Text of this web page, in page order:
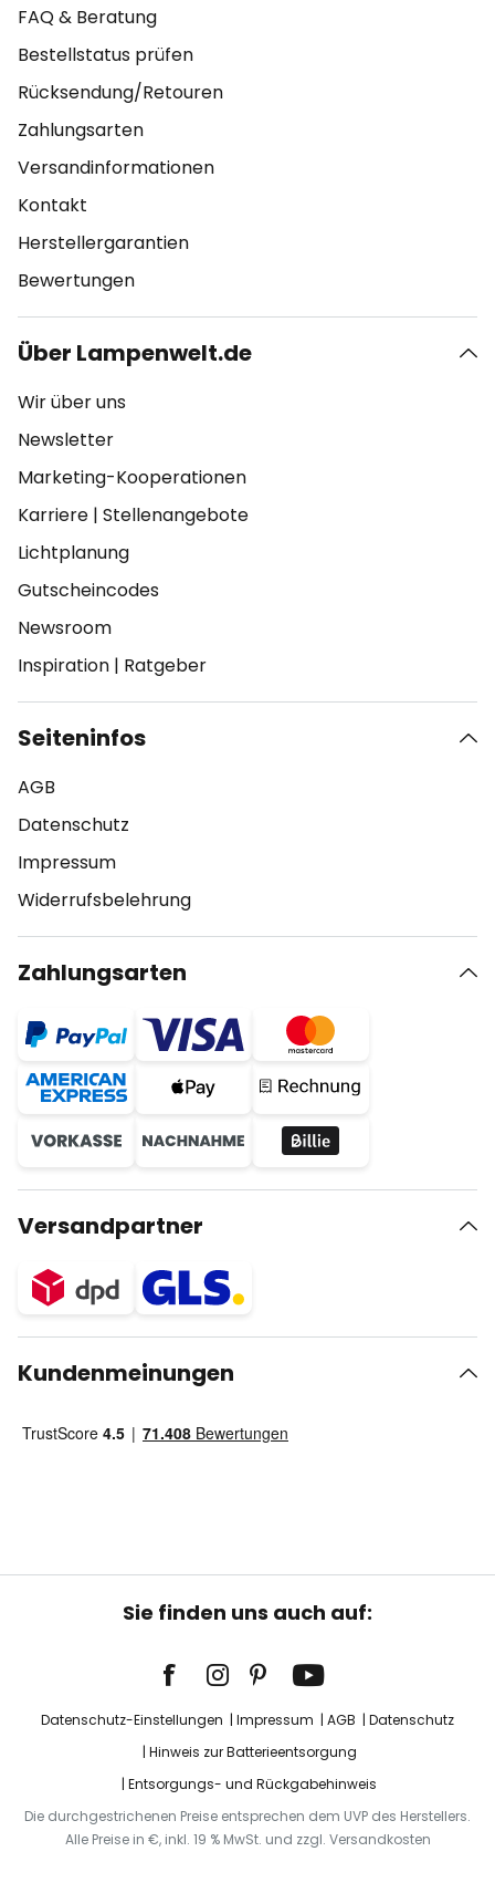
FAQ & Beratung
Bestellstatus prüfen
Rücksendung/Retouren
Zahlungsarten
Versandinformationen
Kontakt
Herstellergarantien
Bewertungen
Über Lampenwelt.de
Wir über uns
Newsletter
Marketing-Kooperationen
Karriere | Stellenangebote
Lichtplanung
Gutscheincodes
Newsroom
Inspiration | Ratgeber
Seiteninfos
AGB
Datenschutz
Impressum
Widerrufsbelehrung
Zahlungsarten
Versandpartner
Kundenmeinungen
Sie finden uns auch auf:
Datenschutz-Einstellungen Impressum AGB
Datenschutz
Hinweis zur Batterieentsorgung
Entsorgungs- und Rückgabehinweis
Die durchgestrichenen Preise entsprechen dem UVP des Herstellers.
Alle Preise in €, inkl. 19 % MwSt. und zzgl. Versandkosten